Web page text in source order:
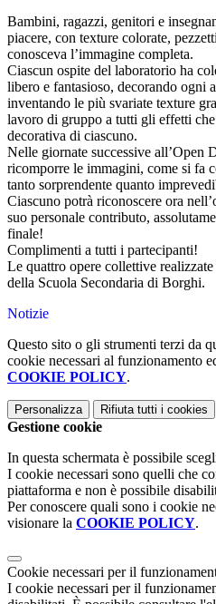
Bambini, ragazzi, genitori e
piacere, con texture colorate,
conosceva l’immagine completa.
Ciascun ospite del laboratorio ha
libero e fantasioso, decorando ogni
inventando le più svariate texture
lavoro di gruppo a tutti gli effetti
decorativa di ciascuno.
Nelle giornate successive all’Open
ricomporre le immagini, come si fa
tanto sorprendente quanto
Ciascuno potrà riconoscere ora
suo personale contributo,
finale!
Complimenti a tutti i partecipanti!
Le quattro opere collettive
della Scuola Secondaria di Borghi.
Notizie
Questo sito o gli strumenti terzi da
cookie necessari al funzionamento
COOKIE POLICY.
Personalizza Rifiuta tutti i cookies
Gestione cookie
In questa schermata è possibile
I cookie necessari sono quelli che
piattaforma e non è possibile
Per conoscere quali sono i cookie
visionare la COOKIE POLICY.
Cookie necessari per il
I cookie necessari per il